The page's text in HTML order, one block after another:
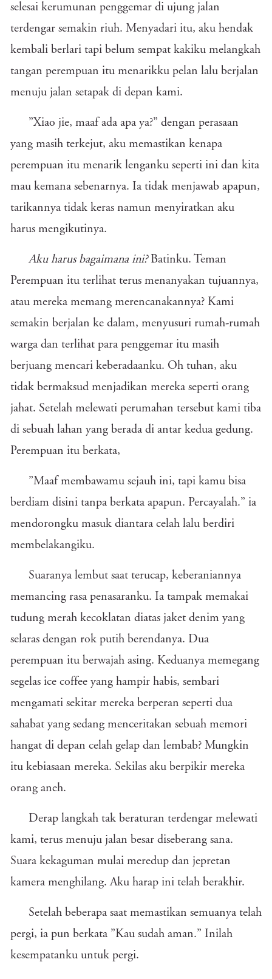
selesai kerumunan penggemar di ujung jalan
terdengar semakin riuh. Menyadari itu, aku hendak
kembali berlari tapi belum sempat kakiku melangkah
tangan perempuan itu menarikku pelan lalu berjalan
menuju jalan setapak di depan kami.
”Xiao jie, maaf ada apa ya?” dengan perasaan
yang masih terkejut, aku memastikan kenapa
perempuan itu menarik lenganku seperti ini dan kita
mau kemana sebenarnya. Ia tidak menjawab apapun,
tarikannya tidak keras namun menyiratkan aku
harus mengikutinya.
Aku harus bagaimana ini?Batinku. Teman
Perempuan itu terlihat terus menanyakan tujuannya,
atau mereka memang merencanakannya? Kami
semakin berjalan ke dalam, menyusuri rumah-rumah
warga dan terlihat para penggemar itu masih
berjuang mencari keberadaanku. Oh tuhan, aku
tidak bermaksud menjadikan mereka seperti orang
jahat. Setelah melewati perumahan tersebut kami tiba
di sebuah lahan yang berada di antar kedua gedung.
Perempuan itu berkata,
”Maaf membawamu sejauh ini, tapi kamu bisa
berdiam disini tanpa berkata apapun. Percayalah.” ia
mendorongku masuk diantara celah lalu berdiri
membelakangiku.
Suaranya lembut saat terucap, keberaniannya
memancing rasa penasaranku. Ia tampak memakai
tudung merah kecoklatan diatas jaket denim yang
selaras dengan rok putih berendanya. Dua
perempuan itu berwajah asing. Keduanya memegang
segelas ice coffee yang hampir habis, sembari
mengamati sekitar mereka berperan seperti dua
sahabat yang sedang menceritakan sebuah memori
hangat di depan celah gelap dan lembab? Mungkin
itu kebiasaan mereka. Sekilas aku berpikir mereka
orang aneh.
Derap langkah tak beraturan terdengar melewati
kami, terus menuju jalan besar diseberang sana.
Suara kekaguman mulai meredup dan jepretan
kamera menghilang. Aku harap ini telah berakhir.
Setelah beberapa saat memastikan semuanya telah
pergi, ia pun berkata ”Kau sudah aman.” Inilah
kesempatanku untuk pergi.